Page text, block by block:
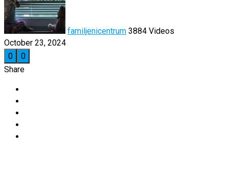
familjenicentrum 3884 Videos
October 23, 2024
0
0
Share